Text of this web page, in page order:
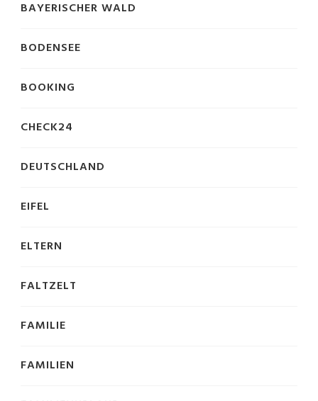
BAYERISCHER WALD
BODENSEE
BOOKING
CHECK24
DEUTSCHLAND
EIFEL
ELTERN
FALTZELT
FAMILIE
FAMILIEN